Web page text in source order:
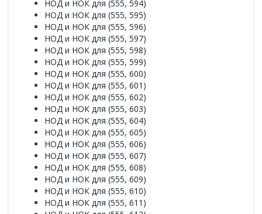
НОД и НОК для (555, 594)
НОД и НОК для (555, 595)
НОД и НОК для (555, 596)
НОД и НОК для (555, 597)
НОД и НОК для (555, 598)
НОД и НОК для (555, 599)
НОД и НОК для (555, 600)
НОД и НОК для (555, 601)
НОД и НОК для (555, 602)
НОД и НОК для (555, 603)
НОД и НОК для (555, 604)
НОД и НОК для (555, 605)
НОД и НОК для (555, 606)
НОД и НОК для (555, 607)
НОД и НОК для (555, 608)
НОД и НОК для (555, 609)
НОД и НОК для (555, 610)
НОД и НОК для (555, 611)